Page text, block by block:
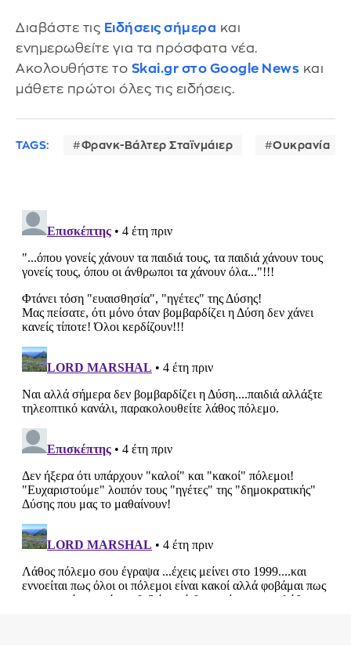
Διαβάστε τις Ειδήσεις σήμερα και
ενημερωθείτε για τα πρόσφατα νέα.
Ακολουθήστε το Skai.gr στο Google News και
μάθετε πρώτοι όλες τις ειδήσεις.
TAGS: Φρανκ-Βάλτερ Σταϊνμάιερ Ουκρανία